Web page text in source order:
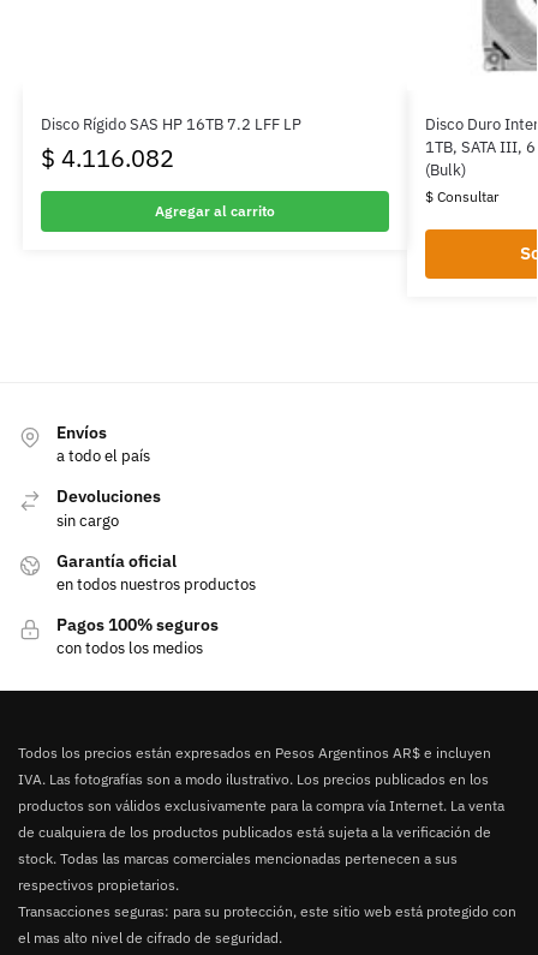
Disco Rígido SAS HP 16TB 7.2 LFF LP
$ 4.116.082
Agregar al carrito
Disco Duro
1TB, SATA III,
(Bulk)
$ Consultar
Envíos
a todo el país
Devoluciones
sin cargo
Garantía oficial
en todos nuestros productos
Pagos 100% seguros
con todos los medios
Todos los precios están expresados en Pesos Argentinos AR$ e incluyen
IVA. Las fotografías son a modo ilustrativo. Los precios publicados en los
productos son válidos exclusivamente para la compra vía Internet. La venta
de cualquiera de los productos publicados está sujeta a la verificación de
stock. Todas las marcas comerciales mencionadas pertenecen a sus
respectivos propietarios.
Transacciones seguras: para su protección, este sitio web está protegido con
el mas alto nivel de cifrado de seguridad.